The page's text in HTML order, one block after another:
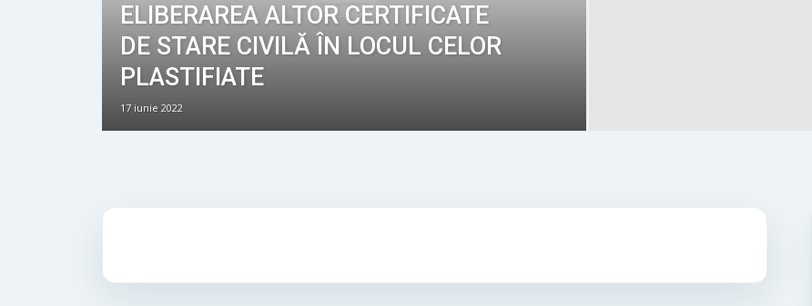
ELIBERAREA ALTOR CERTIFICATE
DE STARE CIVILĂ ÎN LOCUL CELOR
PLASTIFIATE
17 iunie 2022